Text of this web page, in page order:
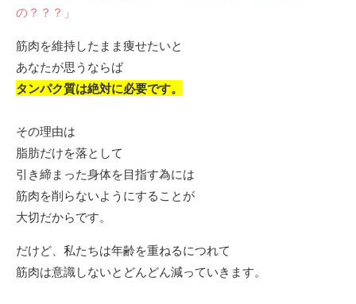
の？？？」
筋肉を維持したまま痩せたいと
あなたが思うならば
タンパク質は絶対に必要です。
その理由は
脂肪だけを落として
引き締まった身体を目指す為には
筋肉を削らないようにすることが
大切だからです。
だけど、私たちは年齢を重ねるにつれて
筋肉は意識しないとどんどん減っていきます。